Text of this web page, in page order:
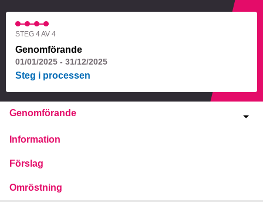
STEG 4 AV 4
Genomförande
01/01/2025 - 31/12/2025
Steg i processen
Genomförande
Information
Förslag
Omröstning